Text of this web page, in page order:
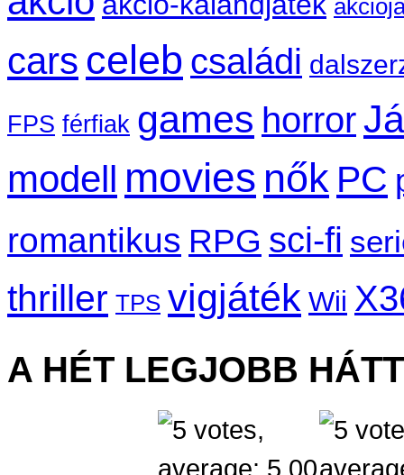
cars celeb családi
FPS férfiak games horror
modell movies nők PC
romantikus RPG sci-fi
thriller TPS vigjáték Wii
A HÉT LEGJOBB